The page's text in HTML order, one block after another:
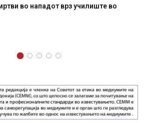
Украинците повеќе им веруваат на